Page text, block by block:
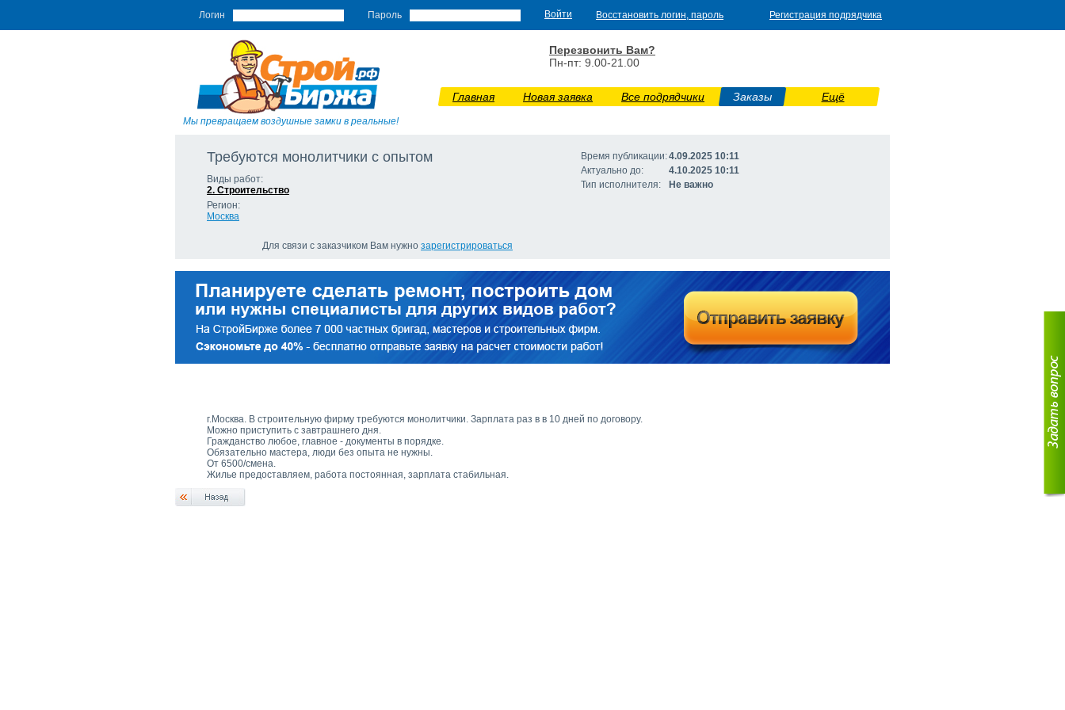
Логин Пароль Восстановить логин, пароль Регистрация подрядчика
Мы превращаем воздушные замки в реальные!
Перезвонить Вам?
Пн-пт: 9.00-21.00
Главная Новая заявка Все подрядчики Заказы Ещё
Требуются монолитчики с опытом
Виды работ:
2. Строительство
Регион:
Москва
Время публикации:4.09.2025 10:11
Актуально до:
4.10.2025 10:11
Тип исполнителя:
Не важно
Для связи с заказчиком Вам нужно зарегистрироваться
г.Москва. В строительную фирму требуются монолитчики. Зарплата раз в в 10 дней по договору.
Можно приступить с завтрашнего дня.
Гражданство любое, главное - документы в порядке.
Обязательно мастера, люди без опыта не нужны.
От 6500/смена.
Жилье предоставляем, работа постоянная, зарплата стабильная.